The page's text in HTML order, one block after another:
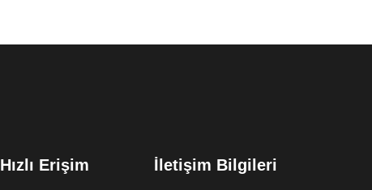
Hızlı Erişim İletişim Bilgileri